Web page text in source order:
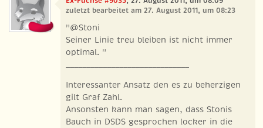
zuletzt bearbeitet am 27. August 2011, um 08:23
"@Stoni
Seiner Linie treu bleiben ist nicht immer
optimal. "
Interessanter Ansatz den es zu beherzigen
gilt Graf Zahl.
Ansonsten kann man sagen, dass Stonis
Bauch in DSDS gesprochen locker in die